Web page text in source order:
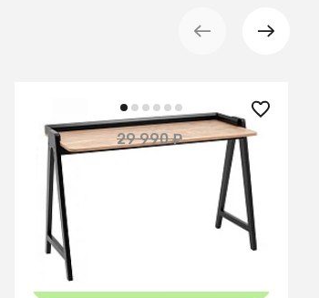
18 310 ₽ 29 990 ₽ — 39%
Стол письменный Pyramid 118*53
дерево/черный